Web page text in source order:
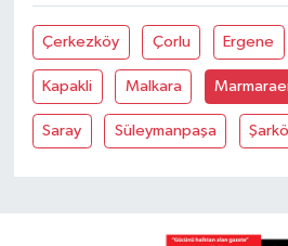
Çerkezköy Çorlu Ergene
Kapakli Malkara
Saray Süleymanpaşa
MAGAZİN
Politika